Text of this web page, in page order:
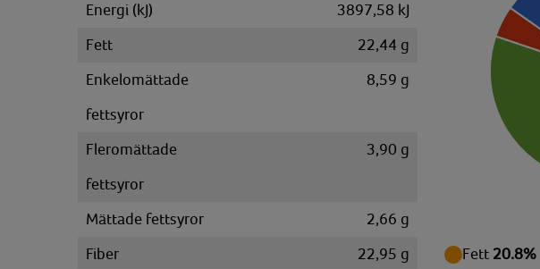
Energi (kJ)
3897,58 kJ
Fett
22,44 g
Enkelomättade
fettsyror
8,59 g
Fleromättade
fettsyror
3,90 g
Mättade fettsyror
2,66 g
Fiber
22,95 g
Fett 20.8%